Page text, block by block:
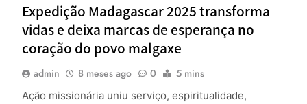
Expedição Madagascar 2025 transforma
vidas e deixa marcas de esperança no
coração do povo malgaxe
admin 8 meses ago 0 5 mins
Ação missionária uniu serviço, espiritualidade,